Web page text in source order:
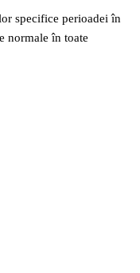
specifice perioadei în
normale în toate